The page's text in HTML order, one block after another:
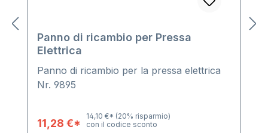
Panno di ricambio per Pressa
Elettrica
Panno di ricambio per la pressa elettrica
Nr. 9895
11,28 €*
14,10 €* (20% risparmio)
con il codice sconto